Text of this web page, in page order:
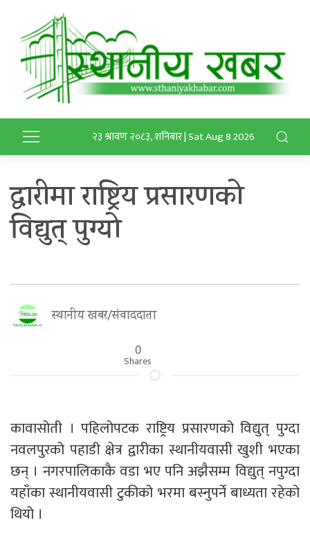
२३ श्रावण २०८३, शनिबार | Sat Aug 8 2026
द्वारीमा राष्ट्रिय प्रसारणको
विद्युत् पुग्यो
स्थानीय खबर/संवाददाता
0
Shares
कावासोती । पहिलोपटक राष्ट्रिय प्रसारणको विद्युत् पुग्दा
नवलपुरको पहाडी क्षेत्र द्वारीका स्थानीयवासी खुशी भएका
छन् । नगरपालिकाकै वडा भए पनि अझैसम्म विद्युत् नपुग्दा
यहाँका स्थानीयवासी टुकीको भरमा बस्नुपर्ने बाध्यता रहेको
थियो ।